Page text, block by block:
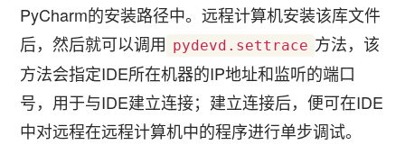
PyCharm的安装路径中。远程计算机安装该库文件
后，然后就可以调用 pydevd.settrace 方法，该
方法会指定IDE所在机器的IP地址和监听的端口
号，用于与IDE建立连接；建立连接后，便可在IDE
中对远程在远程计算机中的程序进行单步调试。